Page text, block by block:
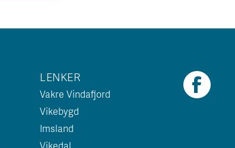
LENKER
Vakre Vindafjord
Vikebygd
Imsland